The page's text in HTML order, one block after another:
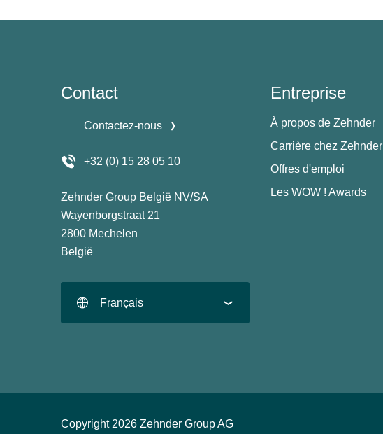
Contact
Contactez-nous
+32 (0) 15 28 05 10
Zehnder Group België NV/SA
Wayenborgstraat 21
2800 Mechelen
België
Français
Entreprise
À propos de Zehnder
Carrière chez Zehnder
Offres d'emploi
Les WOW ! Awards
Copyright 2026 Zehnder Group AG